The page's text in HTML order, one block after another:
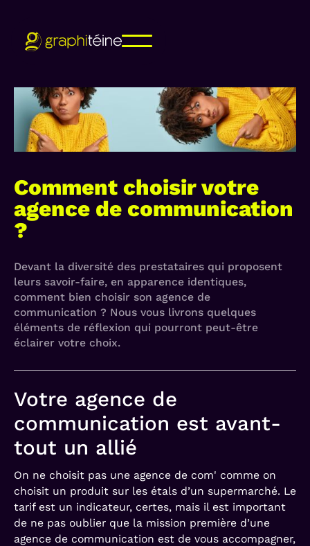
Comment choisir votre
agence de communication
?
Devant la diversité des prestataires qui proposent
leurs savoir-faire, en apparence identiques,
comment bien choisir son agence de
communication ? Nous vous livrons quelques
éléments de réflexion qui pourront peut-être
éclairer votre choix.
Votre agence de
communication est avant-
tout un allié
On ne choisit pas une agence de com' comme on
choisit un produit sur les étals d’un supermarché. Le
tarif est un indicateur, certes, mais il est important
de ne pas oublier que la mission première d’une
agence de communication est de vous accompagner,